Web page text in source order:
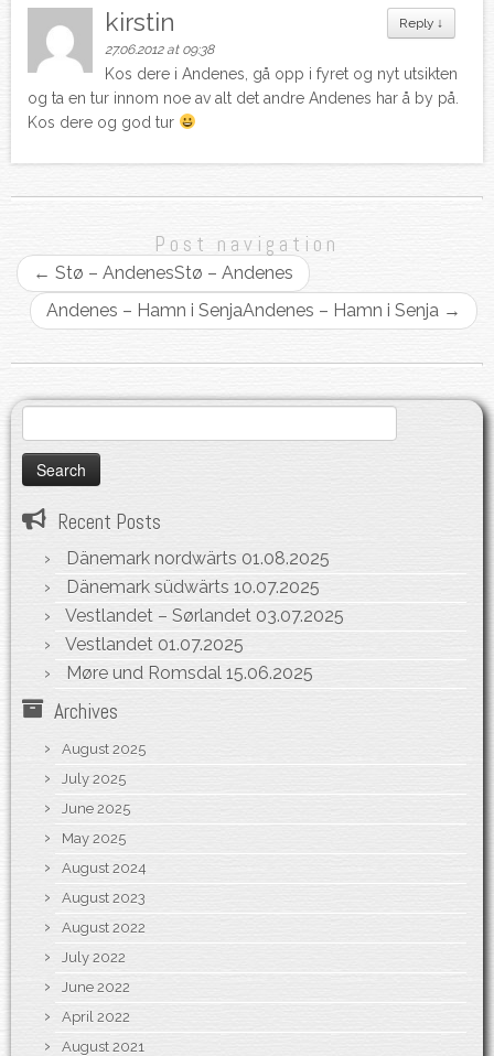
Reply ↓
kirstin
27.06.2012 at 09:38
Kos dere i Andenes, gå opp i fyret og nyt utsikten
og ta en tur innom noe av alt det andre Andenes har å by på.
Kos dere og god tur
Post navigation
← Stø – AndenesStø – Andenes
Andenes – Hamn i SenjaAndenes – Hamn i Senja →
for:
Recent Posts
Dänemark nordwärts 01.08.2025
Dänemark südwärts 10.07.2025
Vestlandet – Sørlandet 03.07.2025
Vestlandet 01.07.2025
Møre und Romsdal 15.06.2025
Archives
August 2025
July 2025
June 2025
May 2025
August 2024
August 2023
August 2022
July 2022
June 2022
April 2022
August 2021